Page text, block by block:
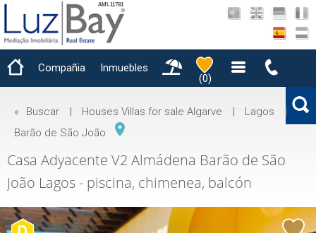
AMI-11781
Compañia
Inmuebles
(0)
« Buscar | Houses Villas for sale Algarve | Lagos
|
Barão de São João
Casa Adyacente V2 Almádena Barão de São
João Lagos - piscina, chimenea, balcón